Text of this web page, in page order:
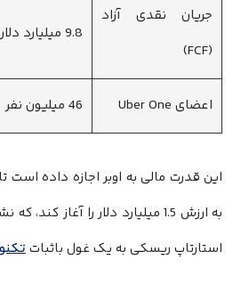
جریان نقدی آزاد
(FCF)
9.8 میلیارد دلار
اعضای Uber One 46 میلیون نفر
این قدرت مالی به اوبر اجازه داده است
به ارزش 1.5 میلیارد دلار را آغاز
استارتاپ ریسکی به یک غول باثبات